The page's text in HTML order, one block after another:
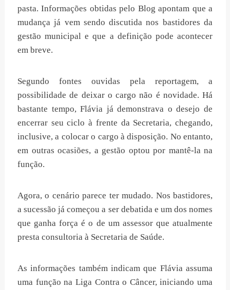
pasta. Informações obtidas pelo Blog apontam que a
mudança já vem sendo discutida nos bastidores da
gestão municipal e que a definição pode acontecer
em breve.
Segundo fontes ouvidas pela reportagem, a
possibilidade de deixar o cargo não é novidade. Há
bastante tempo, Flávia já demonstrava o desejo de
encerrar seu ciclo à frente da Secretaria, chegando,
inclusive, a colocar o cargo à disposição. No entanto,
em outras ocasiões, a gestão optou por mantê-la na
função.
Agora, o cenário parece ter mudado. Nos bastidores,
a sucessão já começou a ser debatida e um dos nomes
que ganha força é o de um assessor que atualmente
presta consultoria à Secretaria de Saúde.
As informações também indicam que Flávia assuma
uma função na Liga Contra o Câncer, iniciando uma